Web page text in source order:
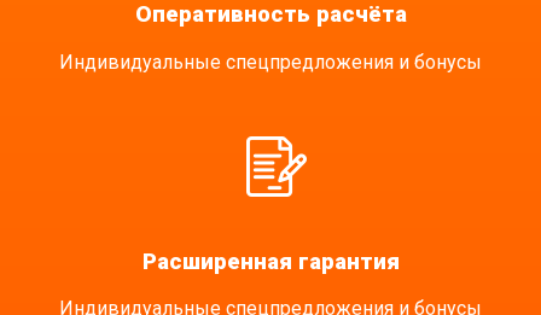
Оперативность расчёта
Индивидуальные спецпредложения и бонусы
Расширенная гарантия
Индивидуальные спецпредложения и бонусы